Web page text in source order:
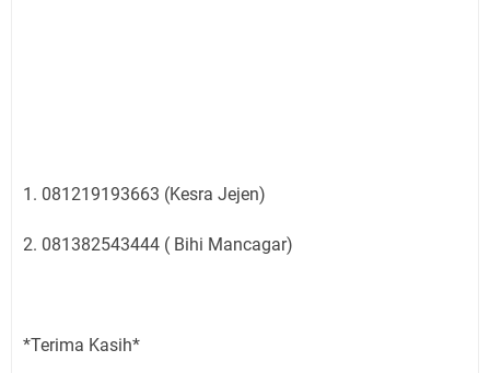
1. 081219193663 (Kesra Jejen)
2. 081382543444 ( Bihi Mancagar)
*Terima Kasih*